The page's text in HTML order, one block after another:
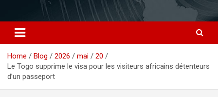
Home Blog 2026 mai
20
Le Togo supprime le visa pour les visiteurs africains détenteurs
d’un passeport